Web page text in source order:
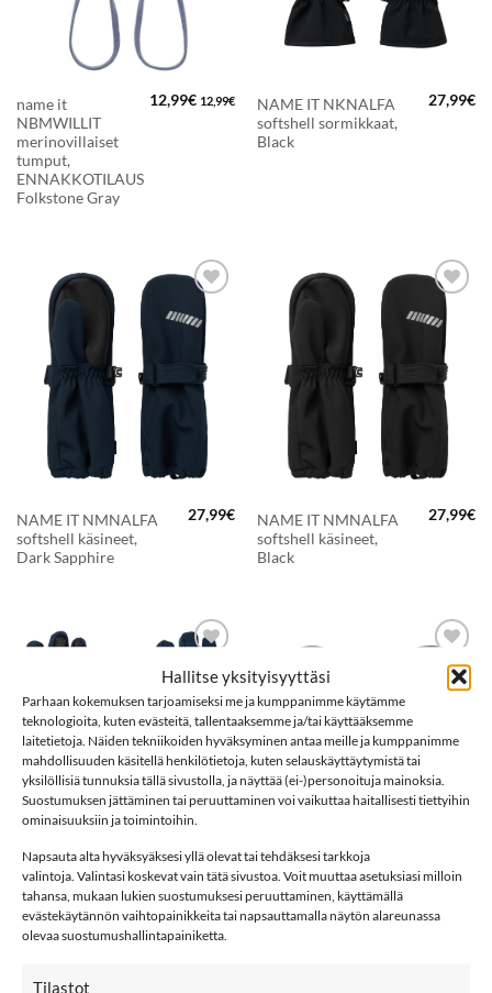
Hallitse yksityisyyttäsi
Parhaan kokemuksen tarjoamiseksi me ja kumppanimme käytämme
teknologioita, kuten evästeitä, tallentaaksemme ja/tai käyttääksemme
laitetietoja. Näiden tekniikoiden hyväksyminen antaa meille ja kumppanimme
mahdollisuuden käsitellä henkilötietoja, kuten selauskäyttäytymistä tai
yksilöllisiä tunnuksia tällä sivustolla, ja näyttää (ei-)personoituja mainoksia.
Suostumuksen jättäminen tai peruuttaminen voi vaikuttaa haitallisesti tiettyihin
ominaisuuksiin ja toimintoihin.
Napsauta alta hyväksyäksesi yllä olevat tai tehdäksesi tarkkoja
valintoja. Valintasi koskevat vain tätä sivustoa. Voit muuttaa asetuksiasi milloin
tahansa, mukaan lukien suostumuksesi peruuttaminen, käyttämällä
evästekäytännön vaihtopainikkeita tai napsauttamalla näytön alareunassa
olevaa suostumushallintapainiketta.
Tilastot
name it
NBMWILLIT
merinovillaiset
tumput,
ENNAKKOTILAUS
Folkstone Gray
12,99€ 12,99€
NAME IT NKNALFA
softshell sormikkaat,
Black
27,99€
LISÄÄ
SUOSIKKEIHIN
NAME IT NMNALFA
softshell käsineet,
Dark Sapphire
27,99€
LISÄÄ
SUOSIKKEIHIN
NAME IT NMNALFA
softshell käsineet,
Black
27,99€
LISÄÄ
NAME IT NKNALFA
softshell sormikkaat,
Dark Sapphire
27,99€
SUOSIKKEIHIN
REIMA 5300060B
OSATEN rukkaset,
Black
24,95